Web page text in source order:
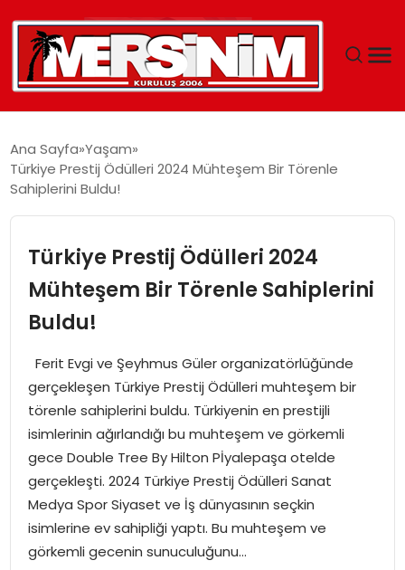
YAŞAM
EĞITIM
SPOR
EKONOMI
MAGAZIN
DÜNYA
OTOMOBIL
Ana Sayfa Yaşam
Türkiye Prestij Ödülleri 2024 Mühteşem Bir Törenle
Sahiplerini Buldu!
Türkiye Prestij Ödülleri 2024
Mühteşem Bir Törenle Sahiplerini
Buldu!
Ferit Evgi ve Şeyhmus Güler organizatörlüğünde
gerçekleşen Türkiye Prestij Ödülleri muhteşem bir
törenle sahiplerini buldu. Türkiyenin en prestijli
isimlerinin ağırlandığı bu muhteşem ve görkemli
gece Double Tree By Hilton Pİyalepaşa otelde
gerçekleşti. 2024 Türkiye Prestij Ödülleri Sanat
Medya Spor Siyaset ve İş dünyasının seçkin
isimlerine ev sahipliği yaptı. Bu muhteşem ve
görkemli gecenin sunuculuğunu…